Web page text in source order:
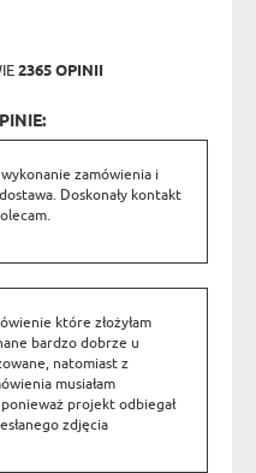
2365 OPINII
wykonanie zamówienia i
Doskonały kontakt
które złożyłam
bardzo dobrze u
natomiast z
musiałam
projekt odbiegał
zdjęcia